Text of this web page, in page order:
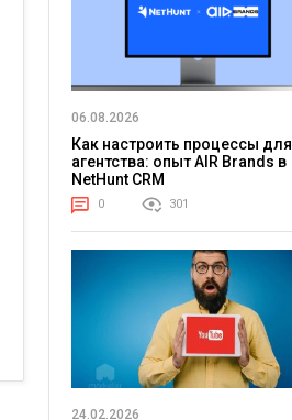
06.08.2026
Как настроить процессы для
агентства: опыт AIR Brands в
NetHunt CRM
0 301
24.02.2026